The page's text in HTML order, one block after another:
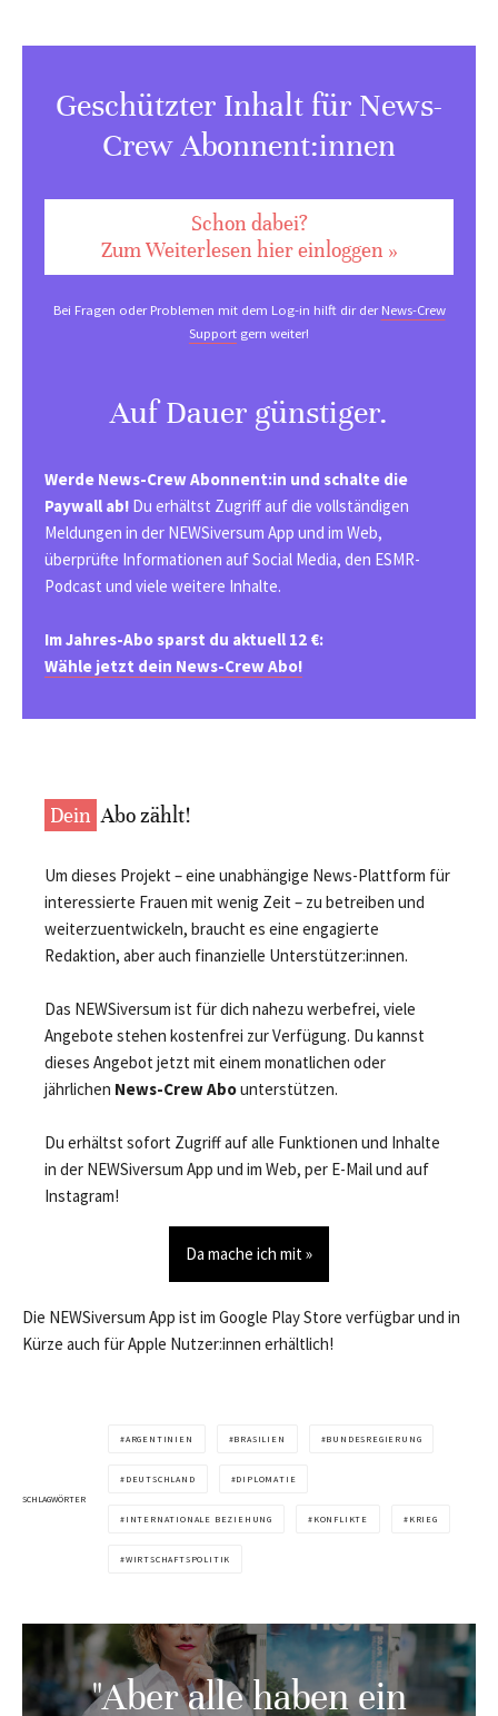
Geschützter Inhalt für News-
Crew Abonnent:innen
Schon dabei?
Zum Weiterlesen hier einloggen »
Bei Fragen oder Problemen mit dem Log-in hilft dir derNews-Crew
Support gern weiter!
Auf Dauer günstiger.
Werde News-Crew Abonnent:in und schalte die
Paywall ab! Du erhältst Zugriff auf die vollständigen
Meldungen in der NEWSiversum App und im Web,
überprüfte Informationen auf Social Media, den ESMR-
Podcast und viele weitere Inhalte.
Im Jahres-Abo sparst du aktuell 12 €:
Wähle jetzt dein News-Crew Abo!
Dein Abo zählt!
Um dieses Projekt – eine unabhängige News-Plattform für
interessierte Frauen mit wenig Zeit – zu betreiben und
weiterzuentwickeln, braucht es eine engagierte
Redaktion, aber auch finanzielle Unterstützer:innen.
Das NEWSiversum ist für dich nahezu werbefrei, viele
Angebote stehen kostenfrei zur Verfügung. Du kannst
dieses Angebot jetzt mit einem monatlichen oder
jährlichen News-Crew Abounterstützen.
Du erhältst sofort Zugriff auf alle Funktionen und Inhalte
in der NEWSiversum App und im Web, per E-Mail und auf
Instagram!
Da mache ich mit »
Die NEWSiversum App ist im Google Play Store verfügbar und in
Kürze auch für Apple Nutzer:innen erhältlich!
SCHLAGWÖRTER
ARGENTINIEN BRASILIEN BUNDESREGIERUNG
DEUTSCHLAND DIPLOMATIE
INTERNATIONALE BEZIEHUNG KONFLIKTE KRIEG
WIRTSCHAFTSPOLITIK
"Aber alle haben ein